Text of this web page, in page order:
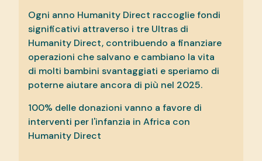
Ogni anno Humanity Direct raccoglie fondi
significativi attraverso i tre Ultras di
Humanity Direct, contribuendo a finanziare
operazioni che salvano e cambiano la vita
di molti bambini svantaggiati e speriamo di
poterne aiutare ancora di più nel 2025.
100% delle donazioni vanno a favore di
interventi per l'infanzia in Africa con
Humanity Direct